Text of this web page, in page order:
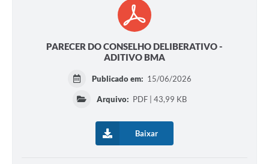
PARECER DO CONSELHO DELIBERATIVO -
ADITIVO BMA
Publicado em: 15/06/2026
Arquivo: PDF | 43,99 KB
Baixar